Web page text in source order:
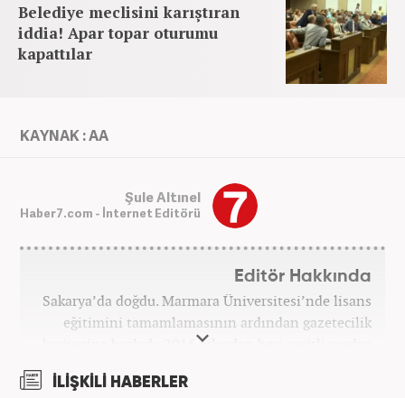
Belediye meclisini karıştıran
iddia! Apar topar oturumu
kapattılar
KAYNAK : AA
Şule Altınel
Haber7.com - İnternet Editörü
Editör Hakkında
Sakarya’da doğdu. Marmara Üniversitesi’nde lisans
eğitimini tamamlamasının ardından gazetecilik
kariyerine başladı. 2016 yılından beri çeşitli medya
itibaren Haber7’de ‘gündem editörü’ olarak
İLİŞKİLİ HABERLER